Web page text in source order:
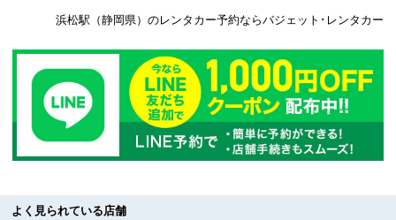
浜松駅（静岡県）のレンタカー予約ならバジェット･レンタカー
よく見られている店舗